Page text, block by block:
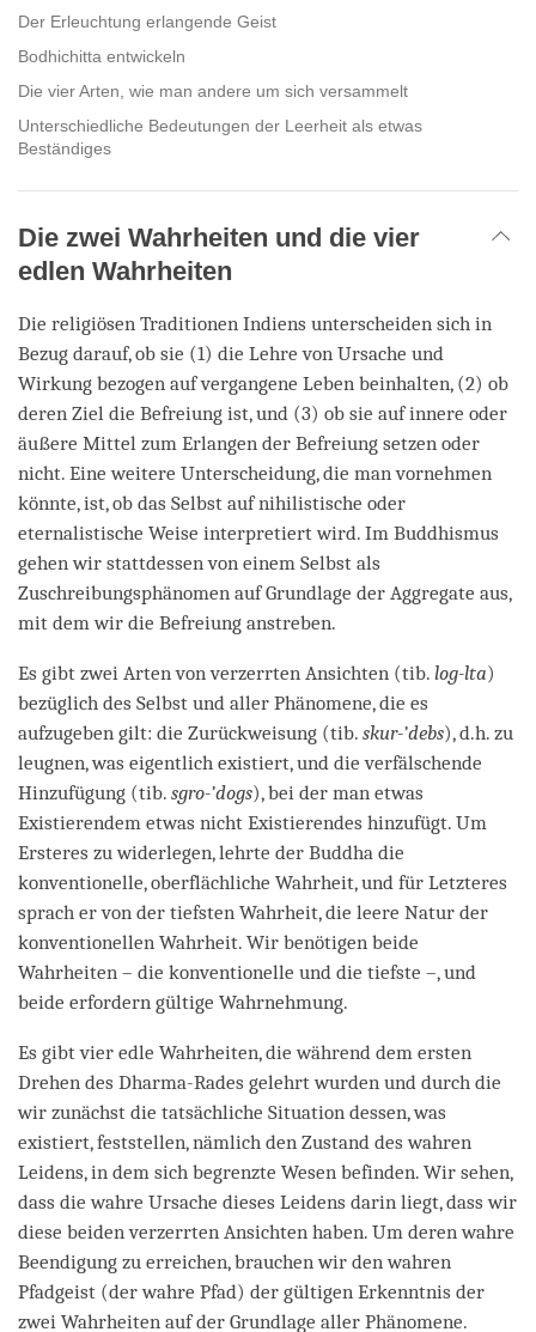
Der Erleuchtung erlangende Geist
Bodhichitta entwickeln
Die vier Arten, wie man andere um sich versammelt
Unterschiedliche Bedeutungen der Leerheit als etwas
Beständiges
Die zwei Wahrheiten und die vier
edlen Wahrheiten
Die religiösen Traditionen Indiens unterscheiden sich in
Bezug darauf, ob sie (1) die Lehre von Ursache und
Wirkung bezogen auf vergangene Leben beinhalten, (2) ob
deren Ziel die Befreiung ist, und (3) ob sie auf innere oder
äußere Mittel zum Erlangen der Befreiung setzen oder
nicht. Eine weitere Unterscheidung, die man vornehmen
könnte, ist, ob das Selbst auf nihilistische oder
eternalistische Weise interpretiert wird. Im Buddhismus
gehen wir stattdessen von einem Selbst als
Zuschreibungsphänomen auf Grundlage der Aggregate aus,
mit dem wir die Befreiung anstreben.
Es gibt zwei Arten von verzerrten Ansichten (tib. log-lta)
bezüglich des Selbst und aller Phänomene, die es
aufzugeben gilt: die Zurückweisung (tib. skur-’debs), d.h. zu
leugnen, was eigentlich existiert, und die verfälschende
Hinzufügung (tib. sgro-’dogs), bei der man etwas
Existierendem etwas nicht Existierendes hinzufügt. Um
Ersteres zu widerlegen, lehrte der Buddha die
konventionelle, oberflächliche Wahrheit, und für Letzteres
sprach er von der tiefsten Wahrheit, die leere Natur der
konventionellen Wahrheit. Wir benötigen beide
Wahrheiten – die konventionelle und die tiefste –, und
beide erfordern gültige Wahrnehmung.
Es gibt vier edle Wahrheiten, die während dem ersten
Drehen des Dharma-Rades gelehrt wurden und durch die
wir zunächst die tatsächliche Situation dessen, was
existiert, feststellen, nämlich den Zustand des wahren
Leidens, in dem sich begrenzte Wesen befinden. Wir sehen,
dass die wahre Ursache dieses Leidens darin liegt, dass wir
diese beiden verzerrten Ansichten haben. Um deren wahre
Beendigung zu erreichen, brauchen wir den wahren
Pfadgeist (der wahre Pfad) der gültigen Erkenntnis der
zwei Wahrheiten auf der Grundlage aller Phänomene.